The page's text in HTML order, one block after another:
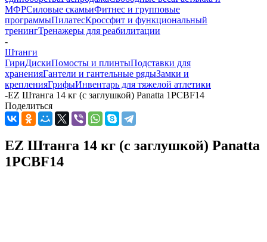
МФРСиловые скамьиФитнес и групповые
программыПилатесКроссфит и функциональный
тренингТренажеры для реабилитации
-
Штанги
ГириДискиПомосты и плинтыПодставки для
храненияГантели и гантельные рядыЗамки и
крепленияГрифыИнвентарь для тяжелой атлетики
-EZ Штанга 14 кг (с заглушкой) Panatta 1PCBF14
Поделиться
EZ Штанга 14 кг (с заглушкой) Panatta
1PCBF14